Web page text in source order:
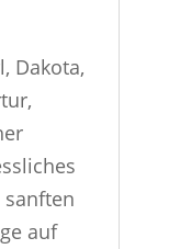
Dakota,
auf